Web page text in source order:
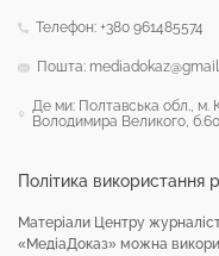
Політика використання
Матеріали Центру
«МедіаДоказ» можна
Телефон: +380 961485574
Пошта:
Де ми: Полтавська обл., м.
Володимира Великого,